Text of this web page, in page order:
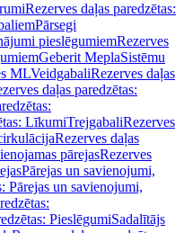
Rezerves daļas paredzētas:
Pārsegi
pieslēgumiemRezerves
Geberit MeplaSistēmu
MLVeidgabaliRezerves daļas
daļas paredzētas:
LīkumiTrejgabaliRezerves
Rezerves daļas
pārejasRezerves
Pārejas un savienojumi,
Pārejas un savienojumi,
PieslēgumiSadalītājs